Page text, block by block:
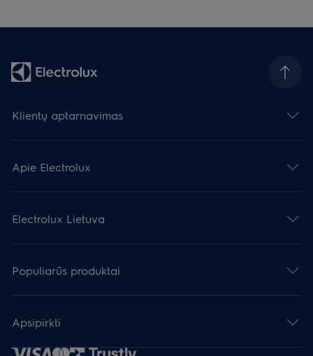
Klientų aptarnavimas
Apie Electrolux
Electrolux Lietuva
Populiarūs produktai
Apsipirkti